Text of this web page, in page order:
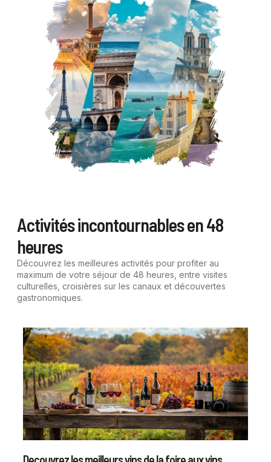
Activités incontournables en 48
heures
Découvrez les meilleures activités pour profiter au
maximum de votre séjour de 48 heures, entre visites
culturelles, croisières sur les canaux et découvertes
gastronomiques.